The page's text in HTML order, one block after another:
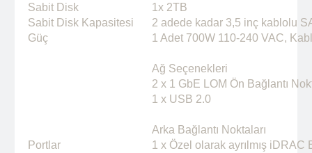
Sabit Disk
1x 2TB
Sabit Disk Kapasitesi
2 adede kadar 3,5 inç kablolu
Güç
1 Adet 700W 110-240 VAC,
Portlar
Ağ Seçenekleri
2 x 1 GbE LOM Ön Bağlantı
1 x USB 2.0
Arka Bağlantı Noktaları
1 x Özel olarak ayrılmış iDRAC